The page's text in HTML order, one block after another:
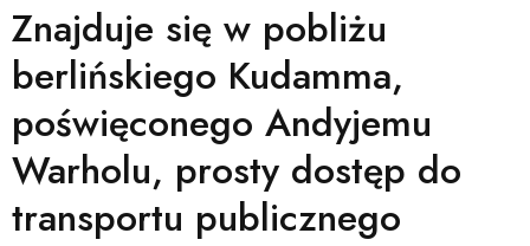
Znajduje się w pobliżu
berlińskiego Kudamma,
poświęconego Andyjemu
Warholu, prosty dostęp do
transportu publicznego